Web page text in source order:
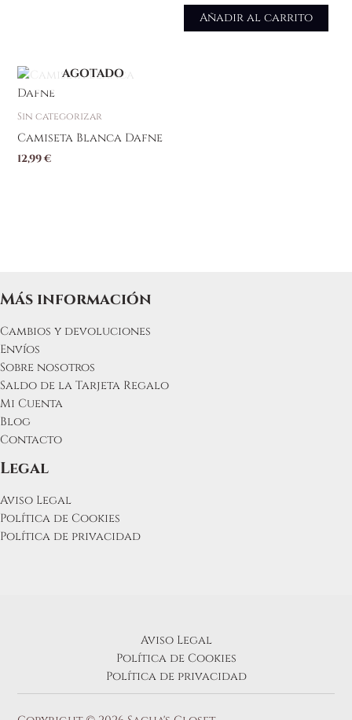
Añadir al carrito
AGOTADO
Sin categorizar
Camiseta Blanca Dafne
12,99€
Más información
Cambios y devoluciones
Envíos
Sobre nosotros
Saldo de la Tarjeta Regalo
Mi Cuenta
Blog
Contacto
Legal
Aviso Legal
Política de Cookies
Política de privacidad
Aviso Legal
Política de Cookies
Política de privacidad